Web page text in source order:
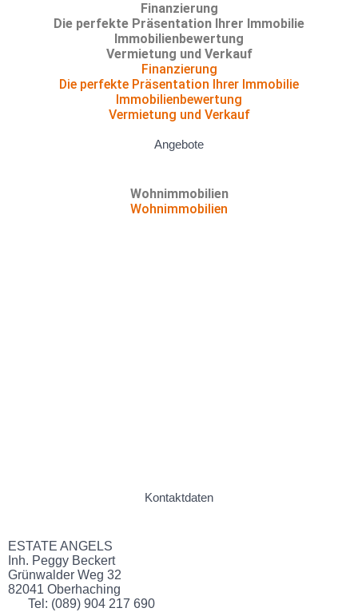
Finanzierung
Die perfekte Präsentation Ihrer Immobilie
Immobilienbewertung
Vermietung und Verkauf
Finanzierung
Die perfekte Präsentation Ihrer Immobilie
Immobilienbewertung
Vermietung und Verkauf
Angebote
Wohnimmobilien
Wohnimmobilien
Kontaktdaten
ESTATE ANGELS
Inh. Peggy Beckert
Grünwalder Weg 32
82041 Oberhaching
Tel: (089) 904 217 690